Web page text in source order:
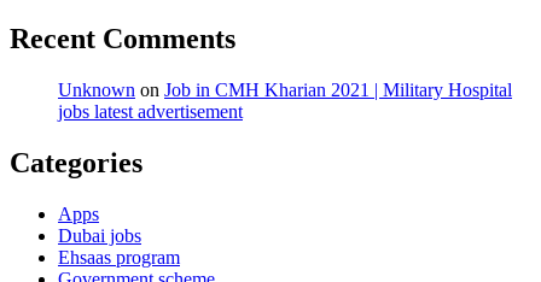
Recent Comments
Unknown on Job in CMH Kharian 2021 | Military Hospital
jobs latest advertisement
Categories
Apps
Dubai jobs
Ehsaas program